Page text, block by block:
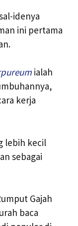
idenya
ini pertama
ialah
kerja
lebih kecil
sebagai
Gajah
baca